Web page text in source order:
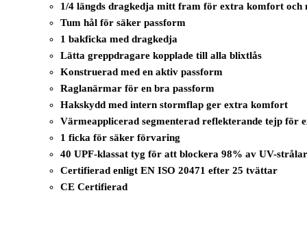
1/4 längds dragkedja mitt fram för extra komfort och
Tum hål för säker passform
1 bakficka med dragkedja
Lätta greppdragare kopplade till alla blixtlås
Konstruerad med en aktiv passform
Raglanärmar för en bra passform
Hakskydd med intern stormflap ger extra komfort
Värmeapplicerad segmenterad reflekterande tejp för
1 ficka för säker förvaring
40 UPF-klassat tyg för att blockera 98% av UV-
Certifierad enligt EN ISO 20471 efter 25 tvättar
CE Certifierad